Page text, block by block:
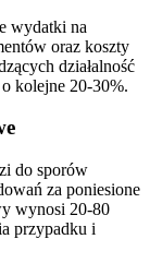
wydatki na
oraz koszty
działalność
kolejne 20-30%.
do sporów
za poniesione
wynosi 20-80
przypadku i